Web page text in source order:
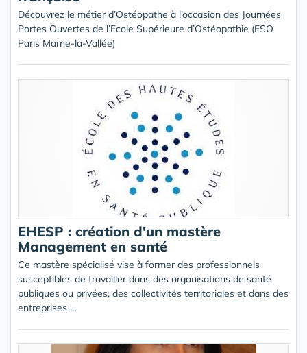
Découvrez le métier d’Ostéopathe à l’occasion des Journées
Portes Ouvertes de l’Ecole Supérieure d’Ostéopathie (ESO
Paris Marne-la-Vallée)
EHESP : création d'un mastère
Management en santé
Ce mastère spécialisé vise à former des professionnels
susceptibles de travailler dans des organisations de santé
publiques ou privées, des collectivités territoriales et dans des
entreprises ...